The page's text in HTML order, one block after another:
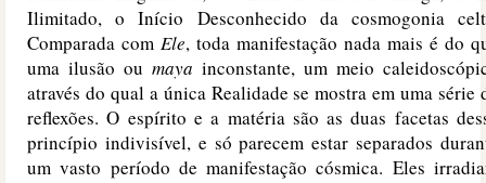
Ilimitado, o Início Desconhecido da cosmogonia
Comparada com Ele, toda manifestação nada mais é do
uma ilusão ou maya inconstante, um meio
através do qual a única Realidade se mostra em uma série
reflexões. O espírito e a matéria são as duas facetas
princípio indivisível, e só parecem estar separados
um vasto período de manifestação cósmica. Eles